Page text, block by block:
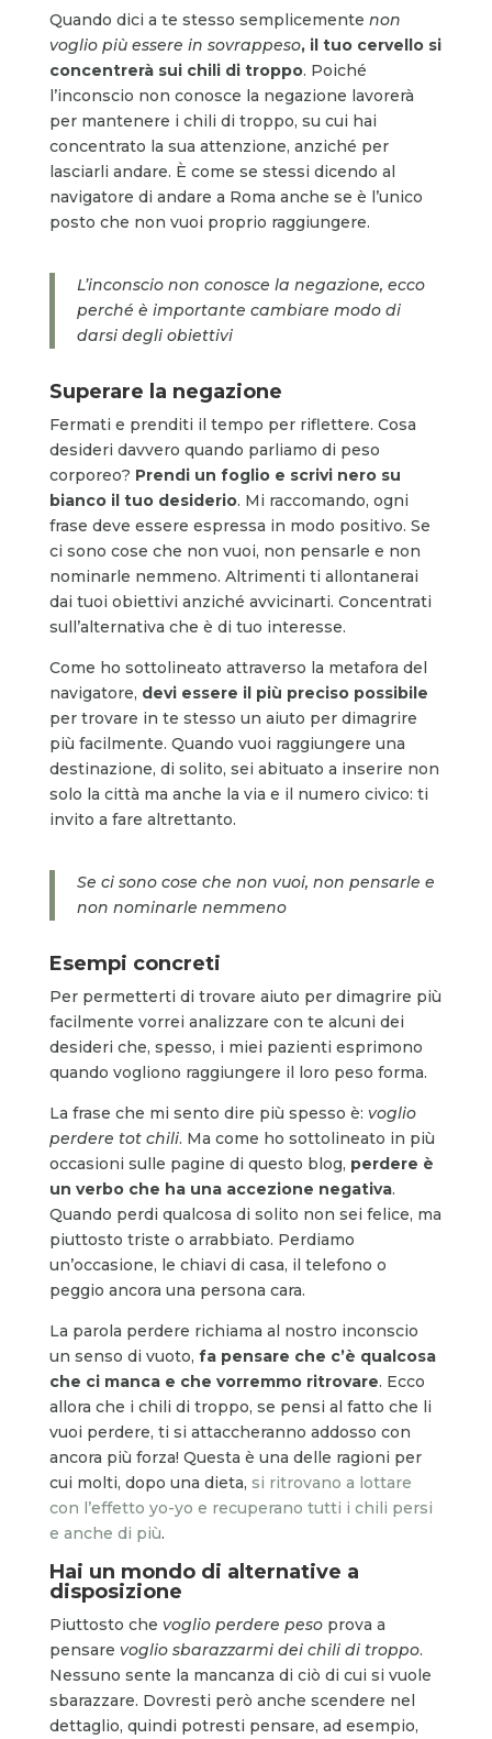
Quando dici a te stesso semplicemente non
voglio più essere in sovrappeso, il tuo cervello si
concentrerà sui chili di troppo. Poiché
l’inconscio non conosce la negazione lavorerà
per mantenere i chili di troppo, su cui hai
concentrato la sua attenzione, anziché per
lasciarli andare. È come se stessi dicendo al
navigatore di andare a Roma anche se è l’unico
posto che non vuoi proprio raggiungere.
L’inconscio non conosce la negazione, ecco
perché è importante cambiare modo di
darsi degli obiettivi
Superare la negazione
Fermati e prenditi il tempo per riflettere. Cosa
desideri davvero quando parliamo di peso
corporeo? Prendi un foglio e scrivi nero su
bianco il tuo desiderio. Mi raccomando, ogni
frase deve essere espressa in modo positivo. Se
ci sono cose che non vuoi, non pensarle e non
nominarle nemmeno. Altrimenti ti allontanerai
dai tuoi obiettivi anziché avvicinarti. Concentrati
sull’alternativa che è di tuo interesse.
Come ho sottolineato attraverso la metafora del
navigatore, devi essere il più preciso possibile
per trovare in te stesso un aiuto per dimagrire
più facilmente. Quando vuoi raggiungere una
destinazione, di solito, sei abituato a inserire non
solo la città ma anche la via e il numero civico: ti
invito a fare altrettanto.
Se ci sono cose che non vuoi, non pensarle e
non nominarle nemmeno
Esempi concreti
Per permetterti di trovare aiuto per dimagrire più
facilmente vorrei analizzare con te alcuni dei
desideri che, spesso, i miei pazienti esprimono
quando vogliono raggiungere il loro peso forma.
La frase che mi sento dire più spesso è: voglio
perdere tot chili. Ma come ho sottolineato in più
occasioni sulle pagine di questo blog, perdere è
un verbo che ha una accezione negativa.
Quando perdi qualcosa di solito non sei felice, ma
piuttosto triste o arrabbiato. Perdiamo
un’occasione, le chiavi di casa, il telefono o
peggio ancora una persona cara.
La parola perdere richiama al nostro inconscio
un senso di vuoto, fa pensare che c’è qualcosa
che ci manca e che vorremmo ritrovare. Ecco
allora che i chili di troppo, se pensi al fatto che li
vuoi perdere, ti si attaccheranno addosso con
ancora più forza! Questa è una delle ragioni per
cui molti, dopo una dieta, si ritrovano a lottare
con l’effetto yo-yo e recuperano tutti i chili persi
e anche di più.
Hai un mondo di alternative a
disposizione
Piuttosto che voglio perdere pesoprova a
pensare voglio sbarazzarmi dei chili di troppo.
Nessuno sente la mancanza di ciò di cui si vuole
sbarazzare. Dovresti però anche scendere nel
dettaglio, quindi potresti pensare, ad esempio,